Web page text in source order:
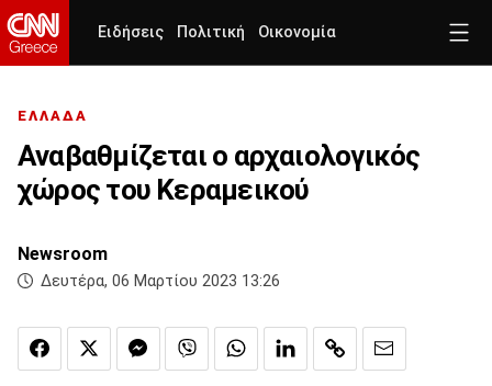
Ειδήσεις Πολιτική Οικονομία
ΕΛΛΑΔΑ
Αναβαθμίζεται ο αρχαιολογικός
χώρος του Κεραμεικού
Newsroom
Δευτέρα, 06 Μαρτίου 2023 13:26